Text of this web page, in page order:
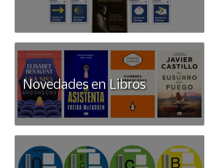
Novedades en Libros